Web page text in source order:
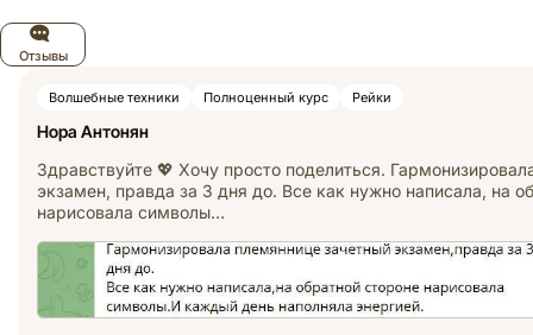
Отзывы
Волшебные техники Полноценный курс Рейки
Нора Антонян
Здравствуйте 💖 Хочу просто поделиться.
экзамен, правда за 3 дня до. Все как нужно написала, на
нарисовала символы…